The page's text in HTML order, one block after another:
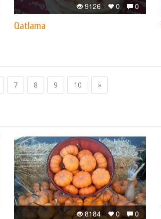
0
0
9126
Qatlama
7 8 9 10 »
0
0
8184